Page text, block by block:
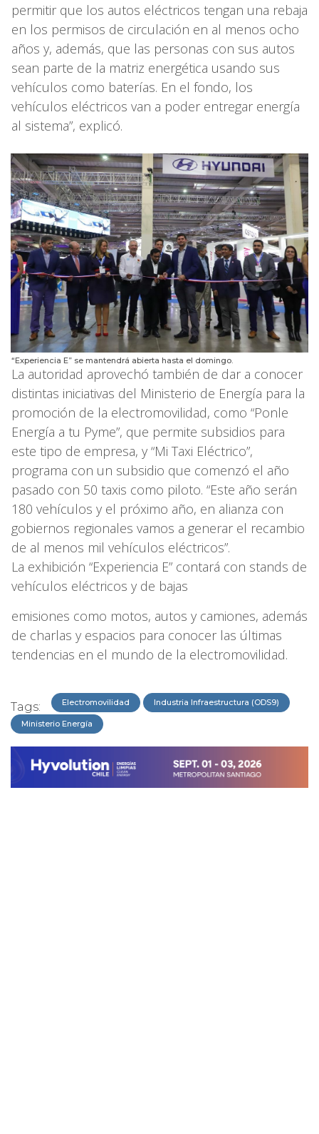
permitir que los autos eléctricos tengan una rebaja
en los permisos de circulación en al menos ocho
años y, además, que las personas con sus autos
sean parte de la matriz energética usando sus
vehículos como baterías. En el fondo, los
vehículos eléctricos van a poder entregar energía
al sistema”, explicó.
“Experiencia E” se mantendrá abierta hasta el domingo.
La autoridad aprovechó también de dar a conocer
distintas iniciativas del Ministerio de Energía para la
promoción de la electromovilidad, como “Ponle
Energía a tu Pyme”, que permite subsidios para
este tipo de empresa, y “Mi Taxi Eléctrico”,
programa con un subsidio que comenzó el año
pasado con 50 taxis como piloto. “Este año serán
180 vehículos y el próximo año, en alianza con
gobiernos regionales vamos a generar el recambio
de al menos mil vehículos eléctricos”.
La exhibición “Experiencia E” contará con stands de
vehículos eléctricos y de bajas
emisiones como motos, autos y camiones, además
de charlas y espacios para conocer las últimas
tendencias en el mundo de la electromovilidad.
Tags: Electromovilidad Industria Infraestructura (ODS9)
Ministerio Energía